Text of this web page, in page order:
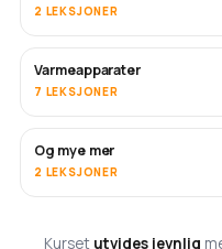
2 LEKSJONER
SNART
Varmeapparater
7 LEKSJONER
SNART
Og mye mer
2 LEKSJONER
Kurset utvides jevnlig